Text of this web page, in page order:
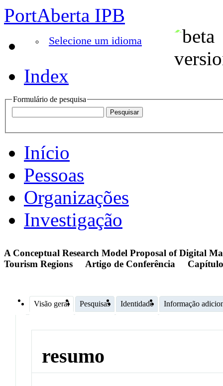
PortAberta IPB
Selecione um idioma
Index
Formulário de pesquisa
Início
Pessoas
Organizações
Investigação
A Conceptual Research Model Proposal of Digital
Tourism Regions
Artigo de Conferência
Visão geral Pesquisas Identidade Informação
resumo